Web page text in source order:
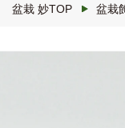
盆栽 妙TOP 盆栽
商品情